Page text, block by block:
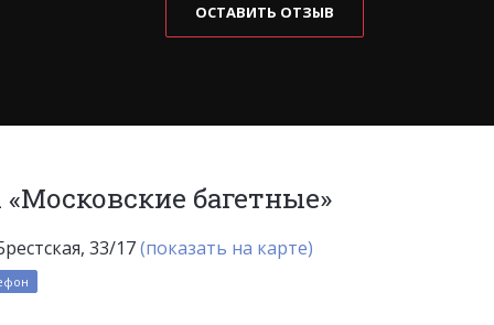
ОСТАВИТЬ ОТЗЫВ
багетные»
33/17(показать на карте)